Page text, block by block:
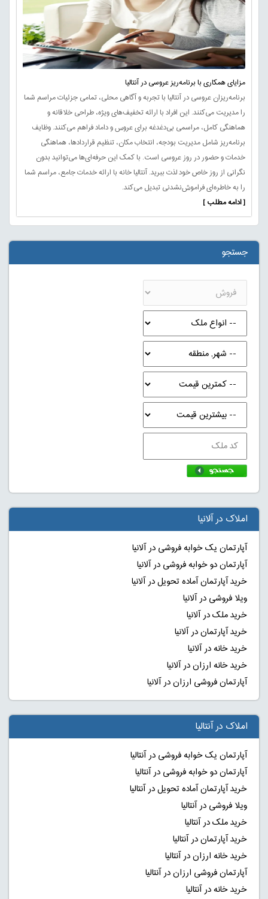
مزایای همکاری با برنامه‌ریز عروسی در آنتالیا
برنامه‌ریزان عروسی در آنتالیا با تجربه و آگاهی محلی، تمامی جزئیات مراسم شما
را مدیریت می‌کنند. این افراد با ارائه تخفیف‌های ویژه، طراحی خلاقانه و
هماهنگی کامل، مراسمی بی‌دغدغه برای عروس و داماد فراهم می‌کنند. وظایف
برنامه‌ریز شامل مدیریت بودجه، انتخاب مکان، تنظیم قراردادها، هماهنگی
خدمات و حضور در روز عروسی است. با کمک این حرفه‌ای‌ها می‌توانید بدون
نگرانی از روز خاص خود لذت ببرید. آنتالیا خانه با ارائه خدمات جامع، مراسم شما
را به خاطره‌ای فراموش‌نشدنی تبدیل می‌کند.
[ ادامه مطلب ]
جستجو
املاک در آلانیا
آپارتمان یک خوابه فروشی در آلانیا
آپارتمان دو خوابه فروشی در آلانیا
خرید آپارتمان آماده تحویل در آلانیا
ویلا فروشی در آلانیا
خرید ملک در آلانیا
خرید آپارتمان در آلانیا
خرید خانه در آلانیا
خرید خانه ارزان در آلانیا
آپارتمان فروشی ارزان در آلانیا
املاک در آنتالیا
آپارتمان یک خوابه فروشی در آنتالیا
آپارتمان دو خوابه فروشی در آنتالیا
خرید آپارتمان آماده تحویل در آنتالیا
ویلا فروشی در آنتالیا
خرید ملک در آنتالیا
خرید آپارتمان در آنتالیا
خرید خانه ارزان در آنتالیا
آپارتمان فروشی ارزان در آنتالیا
خرید خانه در آنتالیا